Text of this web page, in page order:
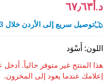
د.أ٦٧٫٦٣
توصيل سريع إلى الأردن خلال 3-5 أيام عمل.
اللون: أَسْوَد
هذا المنتج غير متوفر حالياً. أدخل
إعلامك عندما يعود إلى المخزون.